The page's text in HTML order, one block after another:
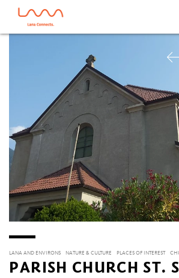
LANA AND ENVIRONS NATURE & CULTURE PLACES OF INTEREST
PARISH CHURCH ST.